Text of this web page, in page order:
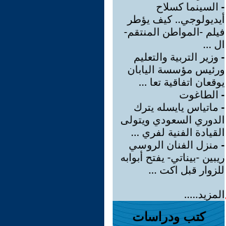
- السينما كسلاح
أيديولوجي.. كيف يؤطر
فيلم -المواطن المنتقم-
ال ...
- وزير التربية والتعليم
ورئيس مؤسسة اليابان
يوقعان اتفاقية تعا ...
- الطاغوت
- ماتياس يايسله يترك
الدوري السعودي ويتولى
القيادة الفنية لفري ...
- منزل الفنان الروسي
ريبين -بيناتي- يفتح أبوابه
للزوار قبل اكت ...
المزيد.....
كتب ودراسات